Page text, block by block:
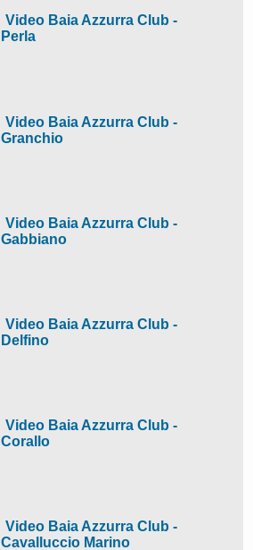
Video Baia Azzurra Club -
Perla
Video Baia Azzurra Club -
Granchio
Video Baia Azzurra Club -
Gabbiano
Video Baia Azzurra Club -
Delfino
Video Baia Azzurra Club -
Corallo
Video Baia Azzurra Club -
Cavalluccio Marino